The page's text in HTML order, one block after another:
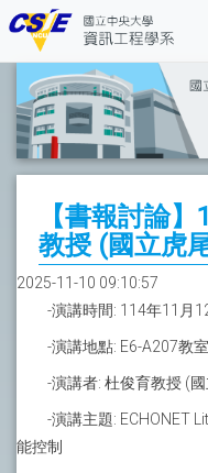
【書報討論
教授 (國立虎
2025-11-10 09:10:57
-演講時間: 114年11月
-演講地點: E6-A207教室
-演講者: 杜俊育教授 (
-演講主題: ECHONET
能控制